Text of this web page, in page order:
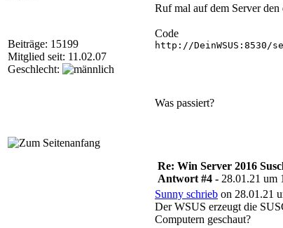
Beiträge: 15199
Mitglied seit: 11.02.07
Geschlecht:
Ruf mal auf dem Server
Code
http://DeinWSUS:8530/
Was passiert?
Re: Win Server 2016
Antwort #4 - 28.01.21 um
Sunny schrieb on 28.01.21
Der WSUS erzeugt die
Computern geschaut?